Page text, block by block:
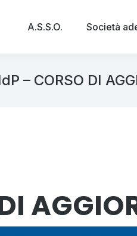
A.S.S.O. Società
– CORSO DI